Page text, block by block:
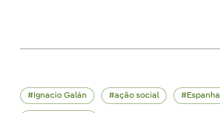
Ignacio Galán ação social Espanha